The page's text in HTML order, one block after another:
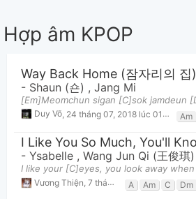
Hợp âm KPOP
Way Back Home (잠자리의 집)
- Shaun (숀) , Jang Mi
Duy Võ 24 tháng 07, 2018 lúc 01:17pm Am
- Ysabelle , Wang Jun Qi (王俊琪)
Vương Thiện 7 tháng 10, 2018 lúc 04:22am A Am C Dm